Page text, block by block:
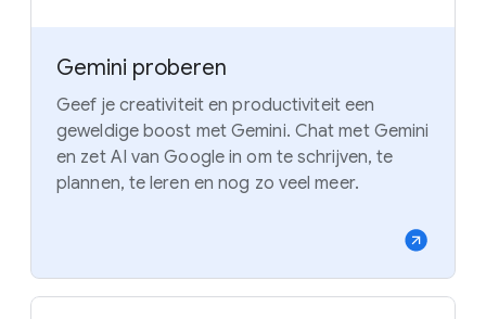
Gemini proberen
Geef je creativiteit en productiviteit een
geweldige boost met Gemini. Chat met Gemini
en zet AI van Google in om te schrijven, te
plannen, te leren en nog zo veel meer.